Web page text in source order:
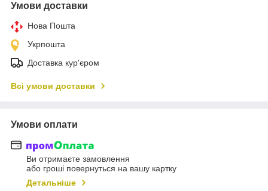
Умови доставки
Нова Пошта
Укрпошта
Доставка кур'єром
Всі умови доставки
Умови оплати
Ви отримаєте замовлення
або гроші повернуться на вашу картку
Детальніше